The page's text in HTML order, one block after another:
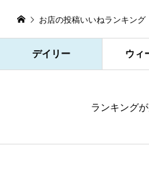
お店の投稿いいねランキング
デイリー ウィ
ランキング